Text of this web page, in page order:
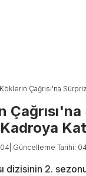
Çağrısı'na
| Güncelleme Tarihi:
dizisinin 2.